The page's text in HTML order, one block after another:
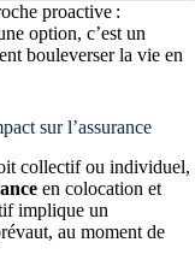
proactive :
option, c’est un
bouleverser la vie en
sur l’assurance
collectif ou individuel,
en colocation et
implique un
au moment de